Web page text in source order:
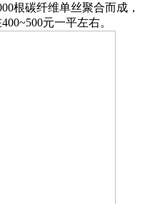
根碳纤维单丝聚合而成，
元一平左右。